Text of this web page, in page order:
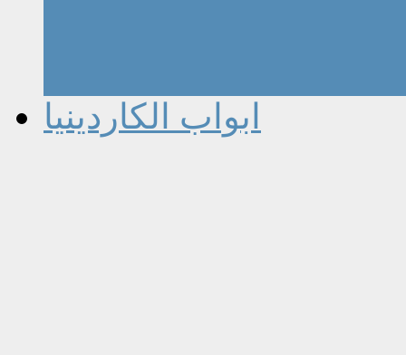
ابواب الكاردينيا